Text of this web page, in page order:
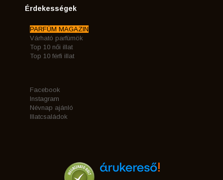
Érdekességek
PARFÜM MAGAZIN
Várható parfümök
Top 10 női illat
Top 10 férfi illat
Facebook
Instagram
Névnap ajánló
Illatcsaládok